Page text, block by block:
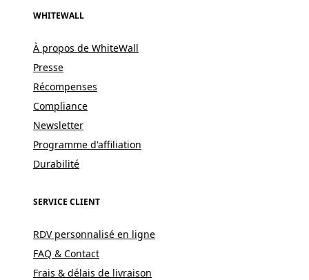
WHITEWALL
À propos de WhiteWall
Presse
Récompenses
Compliance
Newsletter
Programme d'affiliation
Durabilité
SERVICE CLIENT
RDV personnalisé en ligne
FAQ & Contact
Frais & délais de livraison